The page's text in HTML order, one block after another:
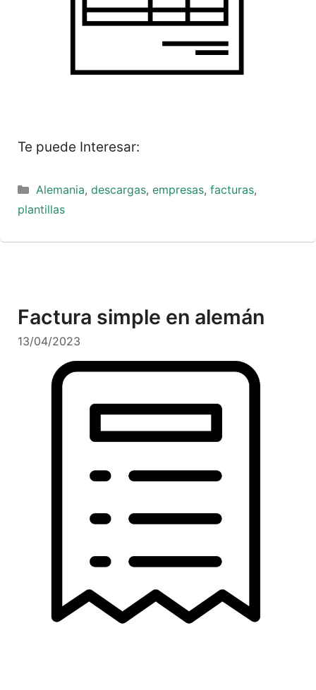
Te puede Interesar:
Categorías
Alemania, descargas, empresas, facturas,
plantillas
Factura simple en alemán
13/04/2023